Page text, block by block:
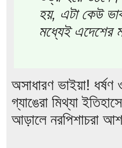
হয়, এটা কেউ
মধ্যেই এদেশের
অসাধারণ ভাইয়া!
গ্যাঙেরা মিথ্যা
আড়ালে নরপিশাচরা